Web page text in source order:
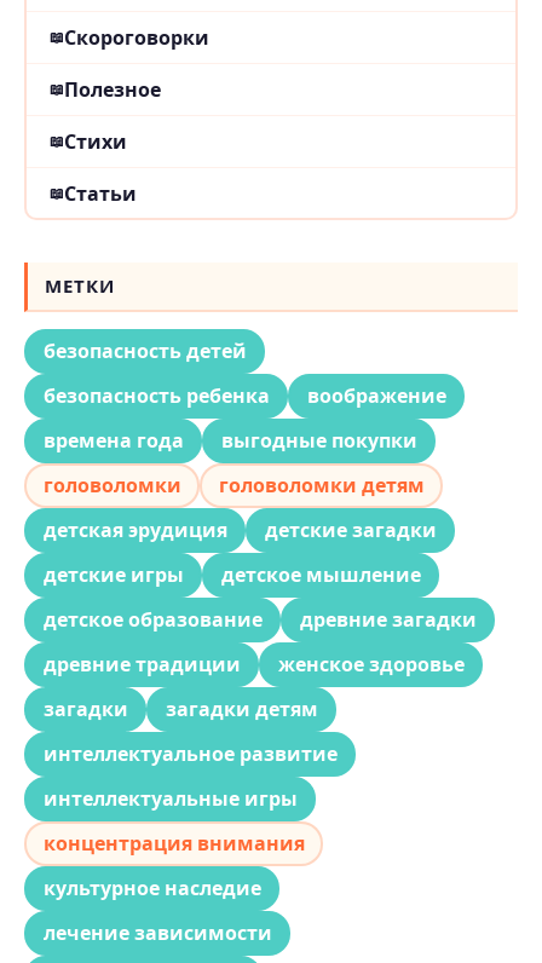
Скороговорки
Полезное
Стихи
Статьи
МЕТКИ
безопасность детей
безопасность ребенка
воображение
времена года
выгодные покупки
головоломки
головоломки детям
детская эрудиция
детские загадки
детские игры
детское мышление
детское образование
древние загадки
древние традиции
женское здоровье
загадки
загадки детям
интеллектуальное развитие
интеллектуальные игры
концентрация внимания
культурное наследие
лечение зависимости